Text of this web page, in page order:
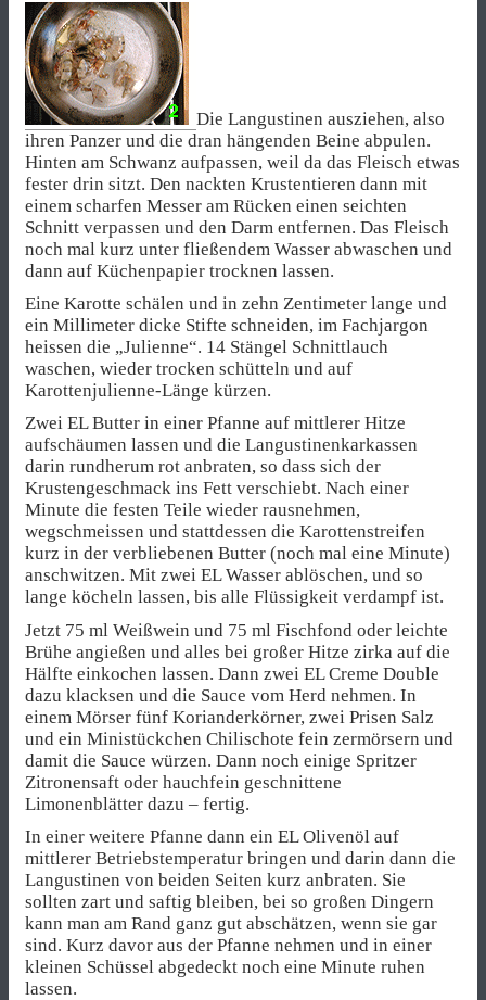
Die Langustinen ausziehen, also
ihren Panzer und die dran hängenden Beine abpulen.
Hinten am Schwanz aufpassen, weil da das Fleisch etwas
fester drin sitzt. Den nackten Krustentieren dann mit
einem scharfen Messer am Rücken einen seichten
Schnitt verpassen und den Darm entfernen. Das Fleisch
noch mal kurz unter fließendem Wasser abwaschen und
dann auf Küchenpapier trocknen lassen.
Eine Karotte schälen und in zehn Zentimeter lange und
ein Millimeter dicke Stifte schneiden, im Fachjargon
heissen die „Julienne“. 14 Stängel Schnittlauch
waschen, wieder trocken schütteln und auf
Karottenjulienne-Länge kürzen.
Zwei EL Butter in einer Pfanne auf mittlerer Hitze
aufschäumen lassen und die Langustinenkarkassen
darin rundherum rot anbraten, so dass sich der
Krustengeschmack ins Fett verschiebt. Nach einer
Minute die festen Teile wieder rausnehmen,
wegschmeissen und stattdessen die Karottenstreifen
kurz in der verbliebenen Butter (noch mal eine Minute)
anschwitzen. Mit zwei EL Wasser ablöschen, und so
lange köcheln lassen, bis alle Flüssigkeit verdampf ist.
Jetzt 75 ml Weißwein und 75 ml Fischfond oder leichte
Brühe angießen und alles bei großer Hitze zirka auf die
Hälfte einkochen lassen. Dann zwei EL Creme Double
dazu klacksen und die Sauce vom Herd nehmen. In
einem Mörser fünf Korianderkörner, zwei Prisen Salz
und ein Ministückchen Chilischote fein zermörsern und
damit die Sauce würzen. Dann noch einige Spritzer
Zitronensaft oder hauchfein geschnittene
Limonenblätter dazu – fertig.
In einer weitere Pfanne dann ein EL Olivenöl auf
mittlerer Betriebstemperatur bringen und darin dann die
Langustinen von beiden Seiten kurz anbraten. Sie
sollten zart und saftig bleiben, bei so großen Dingern
kann man am Rand ganz gut abschätzen, wenn sie gar
sind. Kurz davor aus der Pfanne nehmen und in einer
kleinen Schüssel abgedeckt noch eine Minute ruhen
lassen.